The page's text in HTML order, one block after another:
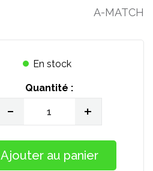
A-MATCH
En stock
Quantité :
- +
Ajouter au panier